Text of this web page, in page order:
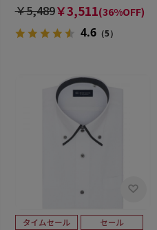
￥5,489￥3,511(36%OFF)
4.6（5）